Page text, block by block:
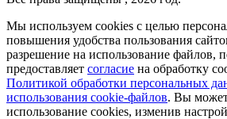
Мы используем cookies с целью
повышения удобства пользования
разрешение на использование файлов,
предоставляет согласие на обработку
Политикой обработки персональных
использования cookie-файлов. Вы
использование cookies, изменив